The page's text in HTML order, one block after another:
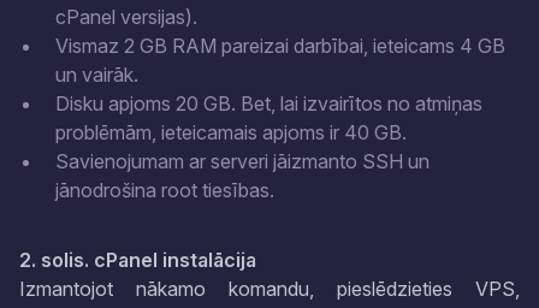
cPanel versijas).
Vismaz 2 GB RAM pareizai darbībai, ieteicams 4 GB
un vairāk.
Disku apjoms 20 GB. Bet, lai izvairītos no atmiņas
problēmām, ieteicamais apjoms ir 40 GB.
Savienojumam ar serveri jāizmanto SSH un
jānodrošina root tiesības.
2. solis. cPanel instalācija
Izmantojot nākamo komandu, pieslēdzieties VPS,